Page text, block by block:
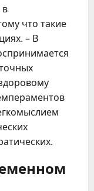
в
что такие
– В